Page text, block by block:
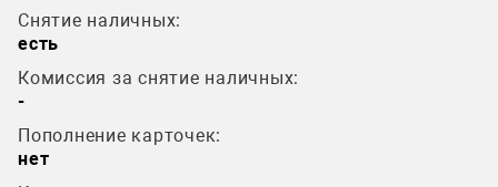
Снятие наличных:
есть
Комиссия за снятие наличных:
-
Пополнение карточек:
нет